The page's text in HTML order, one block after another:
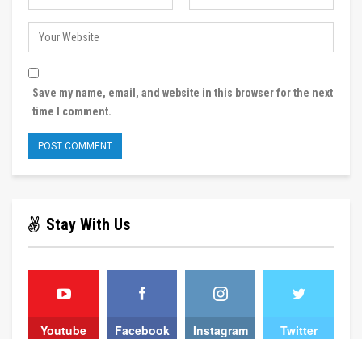
Save my name, email, and website in this browser for the next
time I comment.
Stay With Us
Youtube Facebook Instagram Twitter